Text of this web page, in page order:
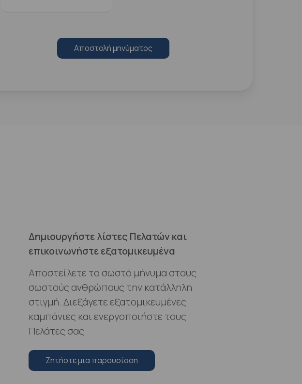
Αποστολή μηνύματος
Δημιουργήστε λίστες Πελατών και
επικοινωνήστε εξατομικευμένα
Αποστείλετε το σωστό μήνυμα στους
σωστούς ανθρώπους την κατάλληλη
στιγμή. Διεξάγετε εξατομικευμένες
καμπάνιες και ενεργοποιήστε τους
Πελάτες σας
Zητήστε μια παρουσίαση